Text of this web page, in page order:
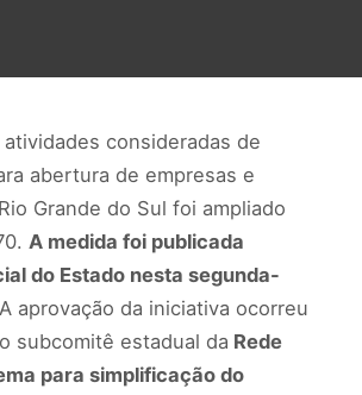
consideradas de
abertura de empresas e
Grande do Sul foi ampliado
A medida foi publicada
do Estado nesta segunda-
A aprovação da iniciativa ocorreu
subcomitê estadual da Rede
para simplificação do